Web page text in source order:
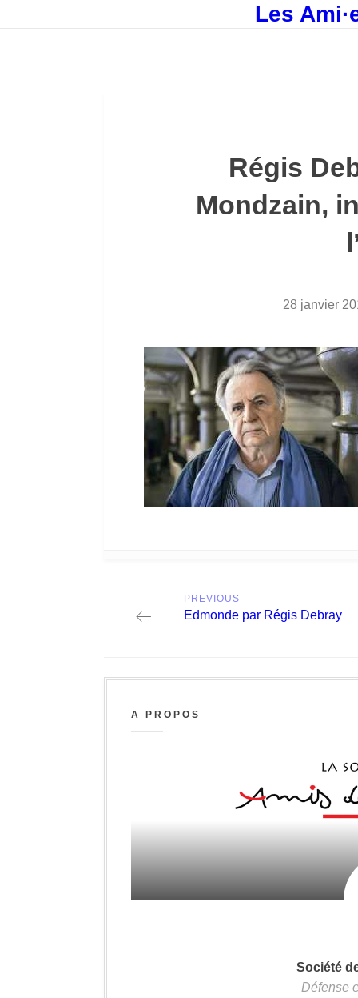
Les
Régis
Mondzain,
28 janvier
navigation
PREVIOUS
Previous
Edmonde par Régis Debray
A PROPOS
Société
Défense